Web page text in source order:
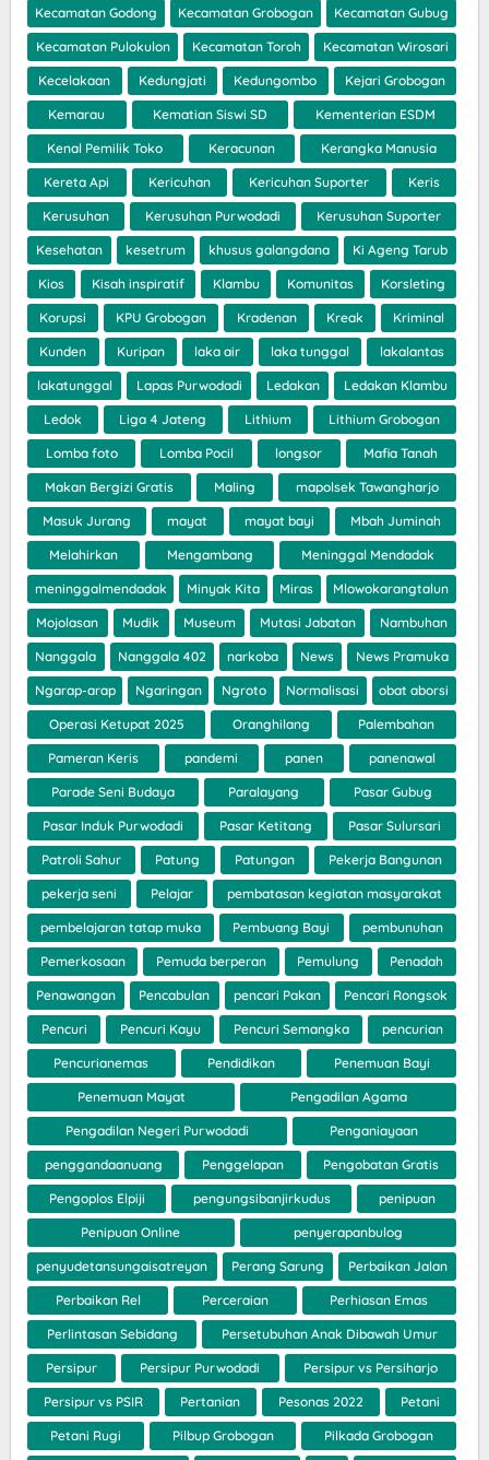
Kecamatan Godong Kecamatan Grobogan Kecamatan Gubug
Kecamatan Pulokulon Kecamatan Toroh Kecamatan Wirosari
Kecelakaan Kedungjati Kedungombo Kejari Grobogan
Kemarau Kematian Siswi SD Kementerian ESDM
Kenal Pemilik Toko Keracunan Kerangka Manusia
Kereta Api Kericuhan Kericuhan Suporter Keris
Kerusuhan Kerusuhan Purwodadi Kerusuhan Suporter
Kesehatan kesetrum khusus galangdana Ki Ageng Tarub
Kios Kisah inspiratif Klambu Komunitas Korsleting
Korupsi KPU Grobogan Kradenan Kreak Kriminal
Kunden Kuripan laka air laka tunggal lakalantas
lakatunggal Lapas Purwodadi Ledakan Ledakan Klambu
Ledok Liga 4 Jateng Lithium Lithium Grobogan
Lomba foto Lomba Pocil longsor Mafia Tanah
Makan Bergizi Gratis Maling mapolsek Tawangharjo
Masuk Jurang mayat mayat bayi Mbah Juminah
Melahirkan Mengambang Meninggal Mendadak
meninggalmendadak Minyak Kita Miras Mlowokarangtalun
Mojolasan Mudik Museum Mutasi Jabatan Nambuhan
Nanggala Nanggala 402 narkoba News News Pramuka
Ngarap-arap Ngaringan Ngroto Normalisasi obat aborsi
Operasi Ketupat 2025 Oranghilang Palembahan
Pameran Keris pandemi panen panenawal
Parade Seni Budaya Paralayang Pasar Gubug
Pasar Induk Purwodadi Pasar Ketitang Pasar Sulursari
Patroli Sahur Patung Patungan Pekerja Bangunan
pekerja seni Pelajar pembatasan kegiatan masyarakat
pembelajaran tatap muka Pembuang Bayi pembunuhan
Pemerkosaan Pemuda berperan Pemulung Penadah
Penawangan Pencabulan pencari Pakan Pencari Rongsok
Pencuri Pencuri Kayu Pencuri Semangka pencurian
Pencurianemas Pendidikan Penemuan Bayi
Penemuan Mayat Pengadilan Agama
Pengadilan Negeri Purwodadi Penganiayaan
penggandaanuang Penggelapan Pengobatan Gratis
Pengoplos Elpiji pengungsibanjirkudus penipuan
Penipuan Online penyerapanbulog
penyudetansungaisatreyan Perang Sarung Perbaikan Jalan
Perbaikan Rel Perceraian Perhiasan Emas
Perlintasan Sebidang Persetubuhan Anak Dibawah Umur
Persipur Persipur Purwodadi Persipur vs Persiharjo
Persipur vs PSIR Pertanian Pesonas 2022 Petani
Petani Rugi Pilbup Grobogan Pilkada Grobogan